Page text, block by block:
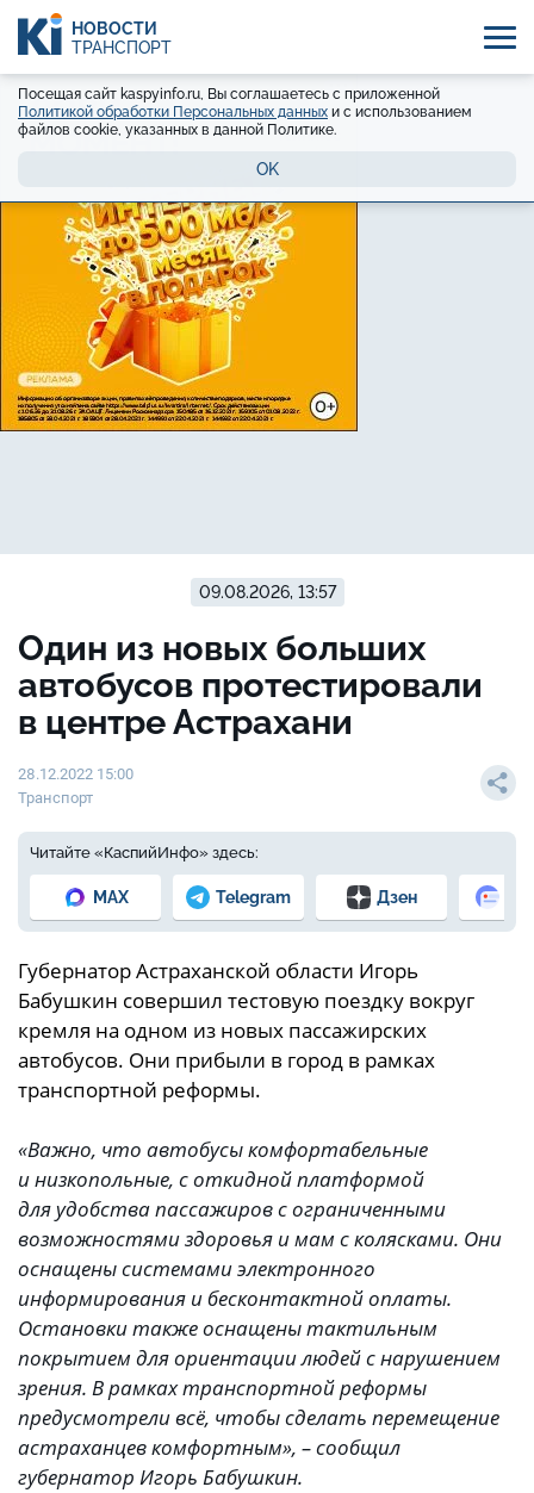
НОВОСТИ
ТРАНСПОРТ
Посещая сайт kaspyinfo.ru, Вы соглашаетесь с приложенной
Политикой обработки Персональных данных и с использованием
файлов cookie, указанных в данной Политике.
OK
09.08.2026, 13:57
Один из новых больших
автобусов протестировали
в центре Астрахани
28.12.2022 15:00
Транспорт
Читайте «КаспийИнфо» здесь:
MAX Telegram Дзен
Губернатор Астраханской области Игорь
Бабушкин совершил тестовую поездку вокруг
кремля на одном из новых пассажирских
автобусов. Они прибыли в город в рамках
транспортной реформы.
«Важно, что автобусы комфортабельные
и низкопольные, с откидной платформой
для удобства пассажиров с ограниченными
возможностями здоровья и мам с колясками. Они
оснащены системами электронного
информирования и бесконтактной оплаты.
Остановки также оснащены тактильным
покрытием для ориентации людей с нарушением
зрения. В рамках транспортной реформы
предусмотрели всё, чтобы сделать перемещение
астраханцев комфортным», – сообщил
губернатор Игорь Бабушкин.